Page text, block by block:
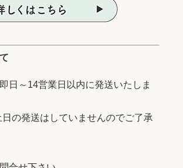
日～14営業日以内に発送いたしま
の発送はしていませんのでご了承